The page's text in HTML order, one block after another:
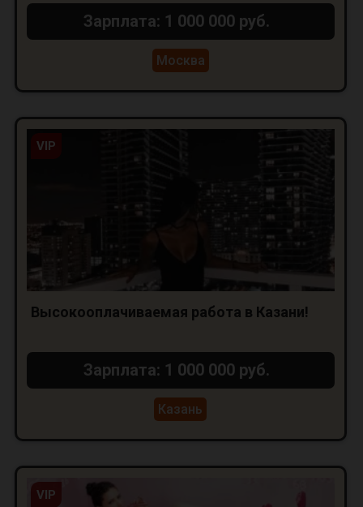
Зарплата: 1 000 000 руб.
Москва
VIP
Высокооплачиваемая работа в Казани!
Зарплата: 1 000 000 руб.
Казань
VIP